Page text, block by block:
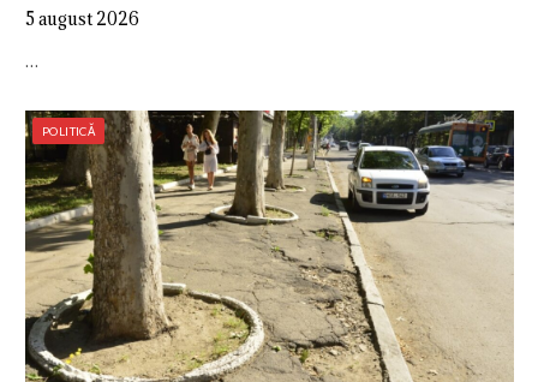
5 august 2026
…
POLITICĂ